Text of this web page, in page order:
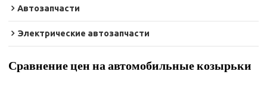
Автозапчасти
Электрические автозапчасти
Сравнение цен на автомобильные козырьки